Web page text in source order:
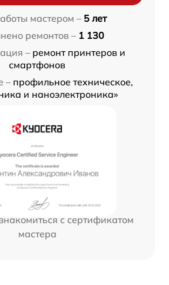
мастером – 5 лет
ремонтов – 1 130
– ремонт принтеров и
смартфонов
– профильное техническое,
и наноэлектроника»
с сертификатом
мастера